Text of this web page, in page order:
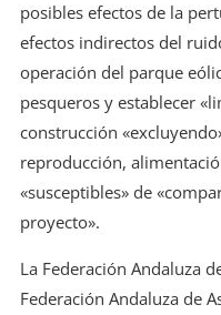
posibles efectos de la
efectos indirectos del
operación del parque
pesqueros y establecer
construcción
reproducción,
«susceptibles» de
proyecto».
La Federación Andaluza
Federación Andaluza de